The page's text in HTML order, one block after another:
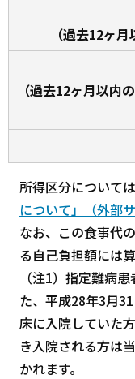
（過去12ヶ
（過去12ヶ月以内
所得区分については
について」（外部サ
なお、この食事代
る自己負担額には
（注1）指定難病
た、平成28年3月
床に入院していた
き入院される方は
かれます。